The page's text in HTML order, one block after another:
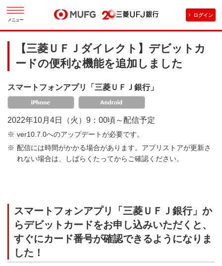
メニュー
ログイン
【三菱ＵＦＪダイレクト】デビットカ
ードの便利な機能を追加しました
スマートフォンアプリ「三菱ＵＦＪ銀行」
2022年10月4日（火）9：00頃～配信予定
ver10.7.0へのアップデートが必要です。
配信には時間がかかる場合があります。アプリストアが更新さ
れない場合は、しばらくたってからご確認ください。
スマートフォンアプリ「三菱ＵＦＪ銀行」か
らデビットカードをお申し込みいただくと、
すぐにカード番号が確認できるようになりま
した！